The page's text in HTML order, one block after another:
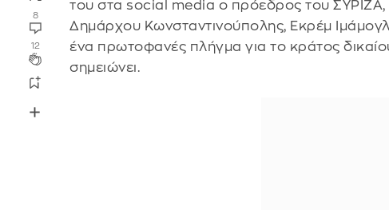
8
12
του στα social media ο πρόεδρος του ΣΥΡΙΖΑ,
Δημάρχου Κωνσταντινούπολης, Εκρέμ
ένα πρωτοφανές πλήγμα για το κράτος
σημειώνει.